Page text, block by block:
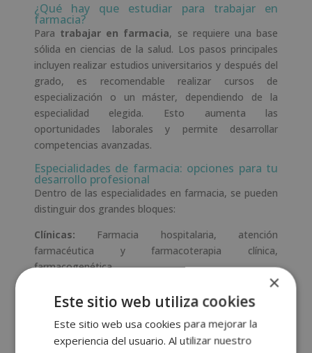
¿Qué hay que estudiar para trabajar en
farmacia?
Para trabajar en farmacia, se requiere una base
sólida en ciencias de la salud. Los pasos principales
incluyen realizar estudios universitarios y después del
grado, es recomendable realizar cursos de
especialización o un máster, dependiendo de la
especialidad elegida. Esto aumenta las
oportunidades laborales y permite desarrollar
competencias avanzadas.
Especialidades de farmacia: opciones para tu
desarrollo profesional
Dentro de las especialidades en farmacia, se pueden
distinguir dos grandes bloques:
Clínicas: Farmacia hospitalaria, atención
farmacéutica y farmacoterapia clínica,
farmacogenética.
Producción y control de
medicamentos, investigación y desarrollo
farmacéutico, farmacia regulatoria y aseguramiento
de calidad.
×
Este sitio web utiliza cookies
Este sitio web usa cookies para mejorar la
experiencia del usuario. Al utilizar nuestro